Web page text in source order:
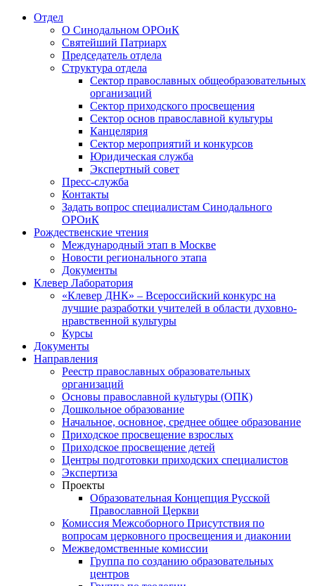
Отдел
О Синодальном ОРОиК
Святейший Патриарх
Председатель отдела
Структура отдела
Сектор православных общеобразовательных
организаций
Сектор приходского просвещения
Сектор основ православной культуры
Канцелярия
Сектор мероприятий и конкурсов
Юридическая служба
Экспертный совет
Пресс-служба
Контакты
Задать вопрос специалистам Синодального
ОРОиК
Рождественские чтения
Международный этап в Москве
Новости регионального этапа
Документы
Клевер Лаборатория
«Клевер ДНК» – Всероссийский конкурс на
лучшие разработки учителей в области духовно-
нравственной культуры
Курсы
Документы
Направления
Реестр православных образовательных
организаций
Основы православной культуры (ОПК)
Дошкольное образование
Начальное, основное, среднее общее образование
Приходское просвещение взрослых
Приходское просвещение детей
Центры подготовки приходских специалистов
Экспертиза
Проекты
Образовательная Концепция Русской
Православной Церкви
Комиссия Межсоборного Присутствия по
вопросам церковного просвещения и диаконии
Межведомственные комиссии
Группа по созданию образовательных
центров